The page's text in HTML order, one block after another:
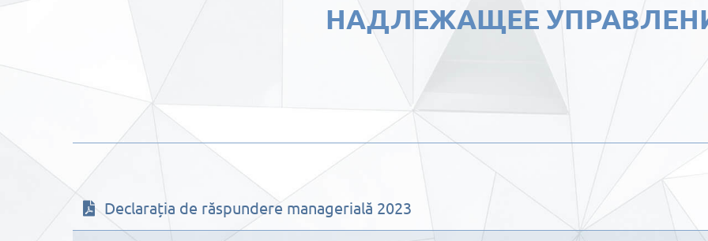
НАДЛЕЖАЩЕЕ
Declarația de răspundere managerială 2023